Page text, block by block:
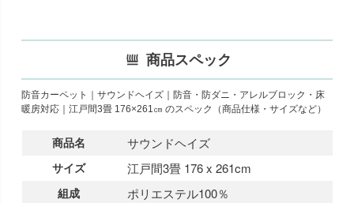
商品スペック
防音カーペット｜サウンドヘイズ｜防音・防ダニ・アレルブロック・床
暖房対応｜江戸間3畳 176×261㎝ のスペック（商品仕様・サイズなど）
商品名 サウンドヘイズ
サイズ 江戸間3畳 176 x 261cm
組成 ポリエステル100％